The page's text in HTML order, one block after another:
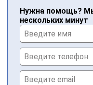
Нужна помощь?
нескольких минут